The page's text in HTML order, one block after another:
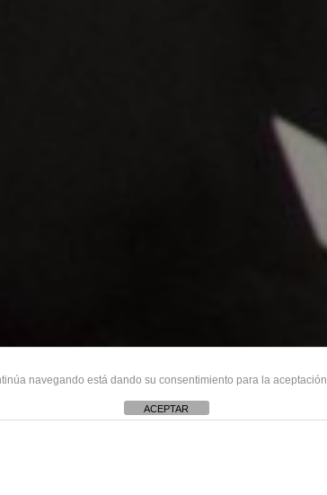
navegando está dando su consentimiento para la
ACEPTAR